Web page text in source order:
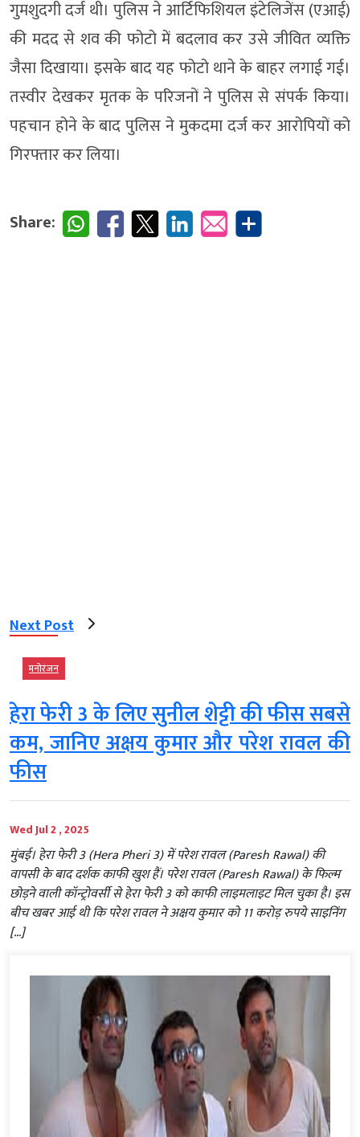
गुमशुदगी दर्ज थी। पुलिस ने आर्टिफिशियल इंटेलिजेंस (एआई)
की मदद से शव की फोटो में बदलाव कर उसे जीवित व्यक्ति
जैसा दिखाया। इसके बाद यह फोटो थाने के बाहर लगाई गई।
तस्वीर देखकर मृतक के परिजनों ने पुलिस से संपर्क किया।
पहचान होने के बाद पुलिस ने मुकदमा दर्ज कर आरोपियों को
गिरफ्तार कर लिया।
Share:
Next Post
मनोरंजन
हेरा फेरी 3 के लिए सुनील शेट्टी की फीस सबसे
कम, जानिए अक्षय कुमार और परेश रावल की
फीस
Wed Jul 2 , 2025
मुंबई। हेरा फेरी 3 (Hera Pheri 3) में परेश रावल (Paresh Rawal) की
वापसी के बाद दर्शक काफी खुश हैं। परेश रावल (Paresh Rawal) के फिल्म
छोड़ने वाली कॉन्ट्रोवर्सी से हेरा फेरी 3 को काफी लाइमलाइट मिल चुका है। इस
बीच खबर आई थी कि परेश रावल ने अक्षय कुमार को 11 करोड़ रुपये साइनिंग
[…]